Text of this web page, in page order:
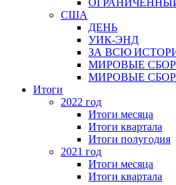
США
ДЕНЬ
УИК-ЭНД
ЗА ВСЮ
МИРОВЫЕ
МИРОВЫЕ
Итоги
2022 год
Итоги месяца
Итоги квартала
Итоги полугодия
2021 год
Итоги месяца
Итоги квартала